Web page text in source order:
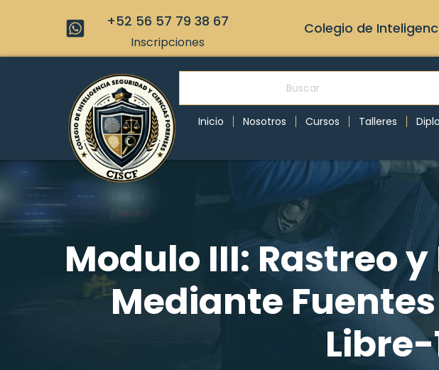
+52 56 57 79 38 67
Inscripciones
Colegio de
Inicio Nosotros Cursos Talleres
Modulo III: Rastreo
Mediante
Libre-